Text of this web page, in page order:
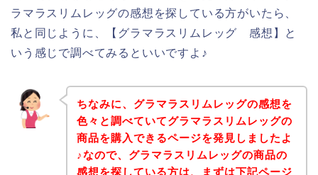
ラマラスリムレッグの感想を探している方がいたら、
私と同じように、【グラマラスリムレッグ 感想】と
いう感じで調べてみるといいですよ♪
ちなみに、グラマラスリムレッグの感想を
色々と調べていてグラマラスリムレッグの
商品を購入できるページを発見しましたよ
♪なので、グラマラスリムレッグの商品の
感想を探している方は、まずは下記ページ